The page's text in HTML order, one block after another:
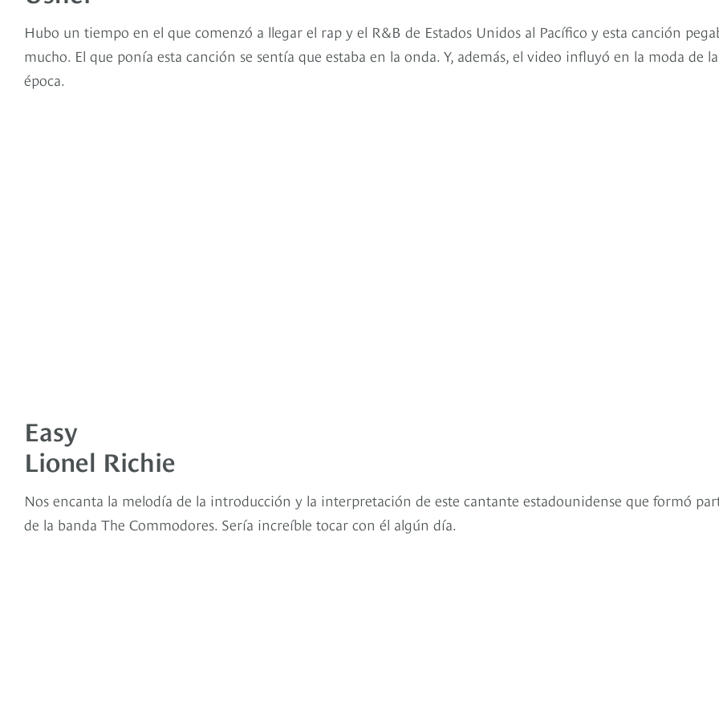
Hubo un tiempo en el que comenzó a llegar el rap y el R&B de Estados Unidos al Pacífico y esta canción
mucho. El que ponía esta canción se sentía que estaba en la onda. Y, además, el video influyó en la moda de la
época.
Easy
Lionel Richie
Nos encanta la melodía de la introducción y la interpretación de este cantante estadounidense que formó
de la banda The Commodores. Sería increíble tocar con él algún día.